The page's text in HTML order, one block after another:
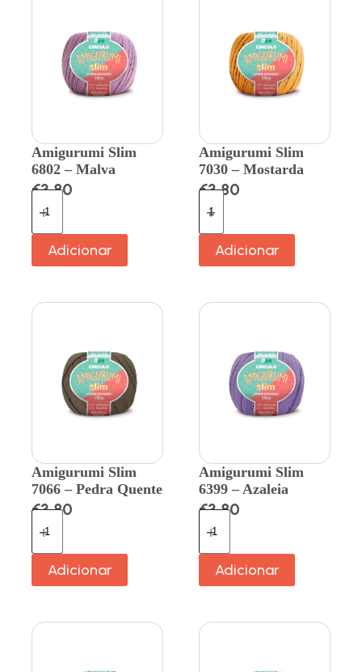
Amigurumi Slim
6802 – Malva
€3.80
Adicionar
Amigurumi Slim
7030 – Mostarda
€3.80
Adicionar
Amigurumi Slim
7066 – Pedra Quente
€3.80
Adicionar
Amigurumi Slim
6399 – Azaleia
€3.80
Adicionar